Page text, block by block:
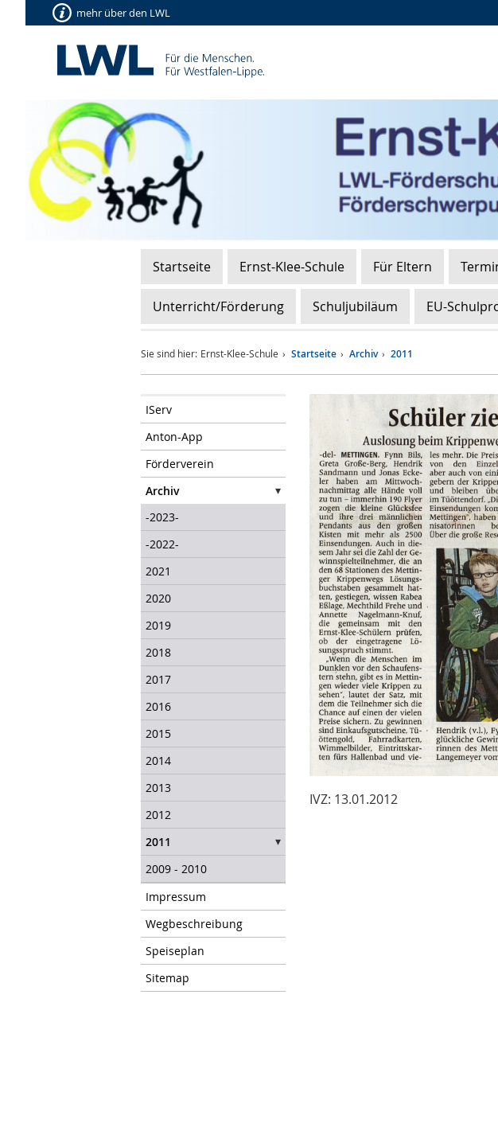
mehr über den LWL
Startseite Ernst-Klee-Schule Für Eltern
Unterricht/Förderung Schuljubiläum EU-
Sie sind hier: Ernst-Klee-Schule Startseite Archiv 2011
IServ
Anton-App
Förderverein
Archiv
-2023-
-2022-
2021
2020
2019
2018
2017
2016
2015
2014
2013
2012
2011
2009 - 2010
Impressum
Wegbeschreibung
Speiseplan
Sitemap
IVZ: 13.01.2012